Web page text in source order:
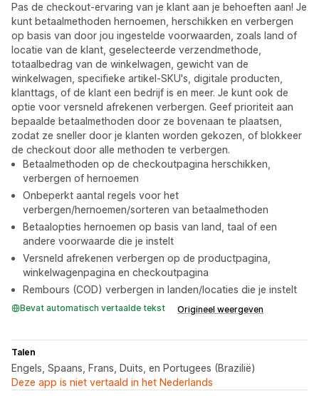
Pas de checkout-ervaring van je klant aan je behoeften aan! Je
kunt betaalmethoden hernoemen, herschikken en verbergen
op basis van door jou ingestelde voorwaarden, zoals land of
locatie van de klant, geselecteerde verzendmethode,
totaalbedrag van de winkelwagen, gewicht van de
winkelwagen, specifieke artikel-SKU's, digitale producten,
klanttags, of de klant een bedrijf is en meer. Je kunt ook de
optie voor versneld afrekenen verbergen. Geef prioriteit aan
bepaalde betaalmethoden door ze bovenaan te plaatsen,
zodat ze sneller door je klanten worden gekozen, of blokkeer
de checkout door alle methoden te verbergen.
Betaalmethoden op de checkoutpagina herschikken,
verbergen of hernoemen
Onbeperkt aantal regels voor het
verbergen/hernoemen/sorteren van betaalmethoden
Betaalopties hernoemen op basis van land, taal of een
andere voorwaarde die je instelt
Versneld afrekenen verbergen op de productpagina,
winkelwagenpagina en checkoutpagina
Rembours (COD) verbergen in landen/locaties die je instelt
Bevat automatisch vertaalde tekst Origineel weergeven
Talen
Engels, Spaans, Frans, Duits, en Portugees (Brazilië)
Deze app is niet vertaald in het Nederlands